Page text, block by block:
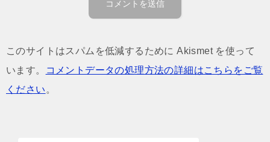
このサイトはスパムを低減するために Akismet を使って
います。
コメントデータの処理方法の詳細はこちらをご覧
ください 。